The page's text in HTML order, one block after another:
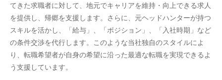
てきた求職者に対して、地元でキャリアを維持・向上できる求人
を提供し、帰郷を支援します。さらに、元ヘッドハンターが持つ
スキルを活かし、「給与」、「ポジション」、「入社時期」など
の条件交渉を代行します。このような当社独自のスタイルによ
り、転職希望者が自身の希望に沿った最適な転職を実現できるよ
う支援しています。